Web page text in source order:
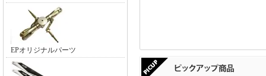
EPオリジナルパーツ